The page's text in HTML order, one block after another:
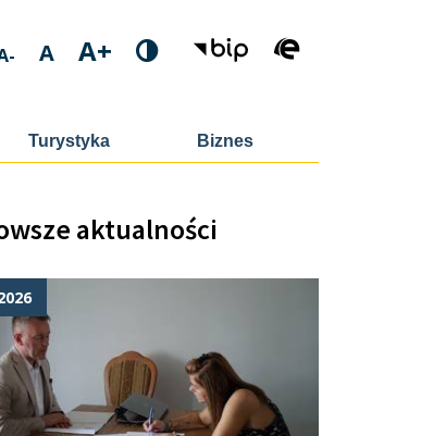
A A+
Turystyka Biznes
aktualności